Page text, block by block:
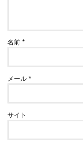
名前*
メール*
サイト